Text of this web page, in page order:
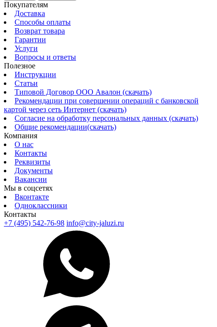
Покупателям
Доставка
Способы оплаты
Возврат товара
Гарантии
Услуги
Вопросы и ответы
Полезное
Инструкции
Статьи
Типовой Договор ООО Авалон (скачать)
Рекомендации при совершении операций с банковской
картой через сеть Интернет (скачать)
Согласие на обработку персональных данных (скачать)
Общие рекомендации(скачать)
Компания
О нас
Контакты
Реквизиты
Документы
Вакансии
Мы в соцсетях
Вконтакте
Одноклассники
Контакты
+7 (495) 542-76-98 info@city-jaluzi.ru